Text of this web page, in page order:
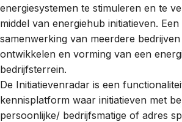
energiesystemen te stimuleren en te
middel van energiehub initiatieven.
samenwerking van meerdere
ontwikkelen en vorming van een
bedrijfsterrein.
De Initiatievenradar is een
kennisplatform waar initiatieven met
persoonlijke/ bedrijfsmatige of adres